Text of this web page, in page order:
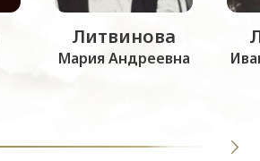
Литвинова
Мария Андреевна